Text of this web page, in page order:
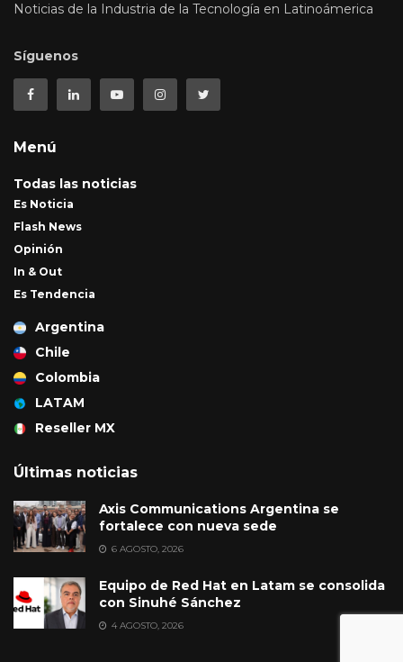
Noticias de la Industria de la Tecnología en Latinoámerica
Síguenos
Menú
Todas las noticias
Es Noticia
Flash News
Opinión
In & Out
Es Tendencia
Argentina
Chile
Colombia
LATAM
Reseller MX
Últimas noticias
Axis Communications Argentina se
fortalece con nueva sede
6 AGOSTO, 2026
Equipo de Red Hat en Latam se consolida
con Sinuhé Sánchez
4 AGOSTO, 2026